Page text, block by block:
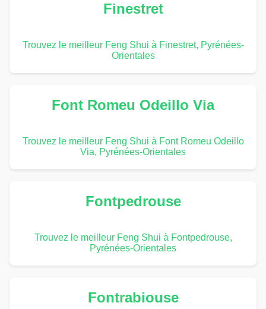
Finestret
Trouvez le meilleur Feng Shui à Finestret, Pyrénées-
Orientales
Font Romeu Odeillo Via
Trouvez le meilleur Feng Shui à Font Romeu Odeillo
Via, Pyrénées-Orientales
Fontpedrouse
Trouvez le meilleur Feng Shui à Fontpedrouse,
Pyrénées-Orientales
Fontrabiouse